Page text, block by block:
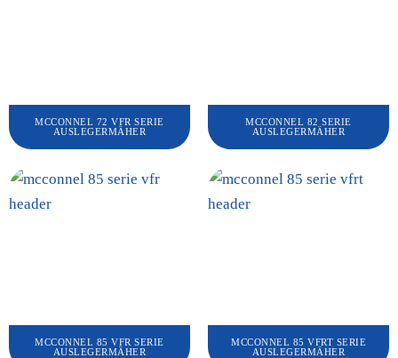
MCCONNEL 72 VFR SERIE
AUSLEGERMÄHER
MCCONNEL 82 SERIE
AUSLEGERMÄHER
MCCONNEL 85 VFR SERIE
AUSLEGERMÄHER
MCCONNEL 85 VFRT SERIE
AUSLEGERMÄHER